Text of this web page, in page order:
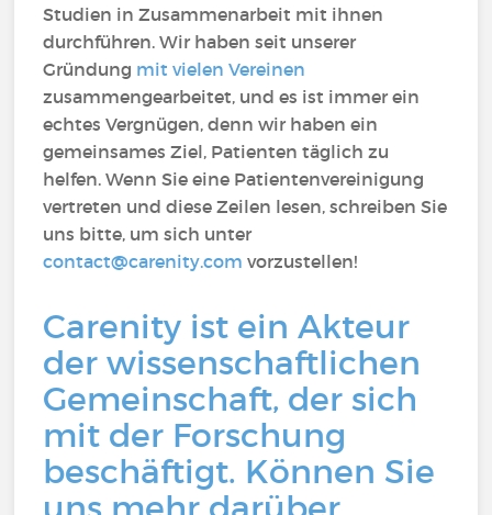
Studien in Zusammenarbeit mit ihnen
durchführen. Wir haben seit unserer
Gründung mit vielen Vereinen
zusammengearbeitet, und es ist immer ein
echtes Vergnügen, denn wir haben ein
gemeinsames Ziel, Patienten täglich zu
helfen. Wenn Sie eine Patientenvereinigung
vertreten und diese Zeilen lesen, schreiben Sie
uns bitte, um sich unter
contact@carenity.com vorzustellen!
Carenity ist ein Akteur
der wissenschaftlichen
Gemeinschaft, der sich
mit der Forschung
beschäftigt. Können Sie